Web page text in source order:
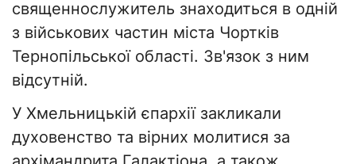
священнослужитель знаходиться в одній
з військових частин міста Чортків
Тернопільської області. Зв'язок з ним
відсутній.
У Хмельницькій єпархії закликали
духовенство та вірних молитися за